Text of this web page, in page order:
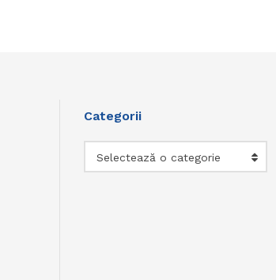
Categorii
Selectează o categorie